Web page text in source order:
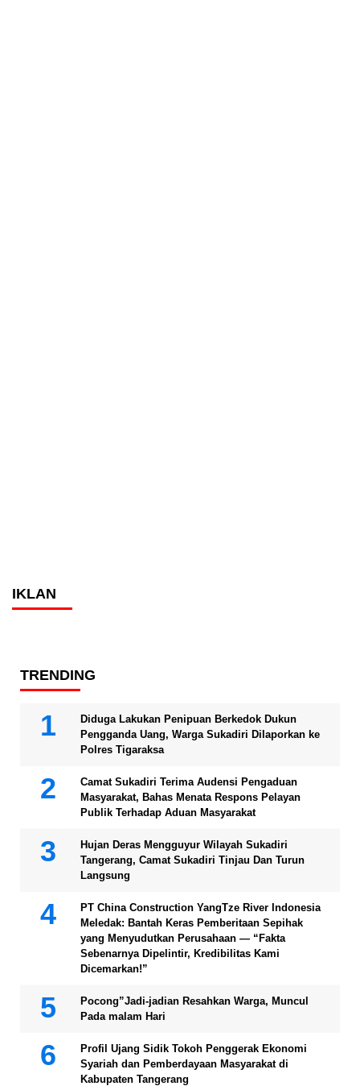
IKLAN
TRENDING
Diduga Lakukan Penipuan Berkedok Dukun
Pengganda Uang, Warga Sukadiri Dilaporkan ke
Polres Tigaraksa
Camat Sukadiri Terima Audensi Pengaduan
Masyarakat, Bahas Menata Respons Pelayan
Publik Terhadap Aduan Masyarakat
Hujan Deras Mengguyur Wilayah Sukadiri
Tangerang, Camat Sukadiri Tinjau Dan Turun
Langsung
PT China Construction YangTze River Indonesia
Meledak: Bantah Keras Pemberitaan Sepihak
yang Menyudutkan Perusahaan — “Fakta
Sebenarnya Dipelintir, Kredibilitas Kami
Dicemarkan!”
Pocong”Jadi-jadian Resahkan Warga, Muncul
Pada malam Hari
Profil Ujang Sidik Tokoh Penggerak Ekonomi
Syariah dan Pemberdayaan Masyarakat di
Kabupaten Tangerang